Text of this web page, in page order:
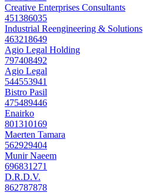
Creative Enterprises Consultants
451386035
Industrial Reengineering & Solutions
463218649
Agio Legal Holding
797408492
Agio Legal
544553941
Bistro Pasil
475489446
Enairko
801310169
Maerten Tamara
562929404
Munir Naeem
696831271
D.R.D.V.
862787878